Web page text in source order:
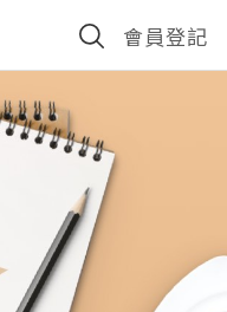
會員登記